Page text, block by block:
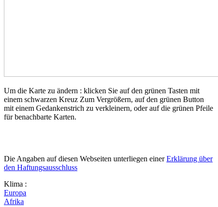
Um die Karte zu ändern : klicken Sie auf den grünen Tasten mit
einem schwarzen Kreuz Zum Vergrößern, auf den grünen Button
mit einem Gedankenstrich zu verkleinern, oder auf die grünen Pfeile
für benachbarte Karten.
Die Angaben auf diesen Webseiten unterliegen einerErklärung über
den Haftungsausschluss
Klima :
Europa
Afrika